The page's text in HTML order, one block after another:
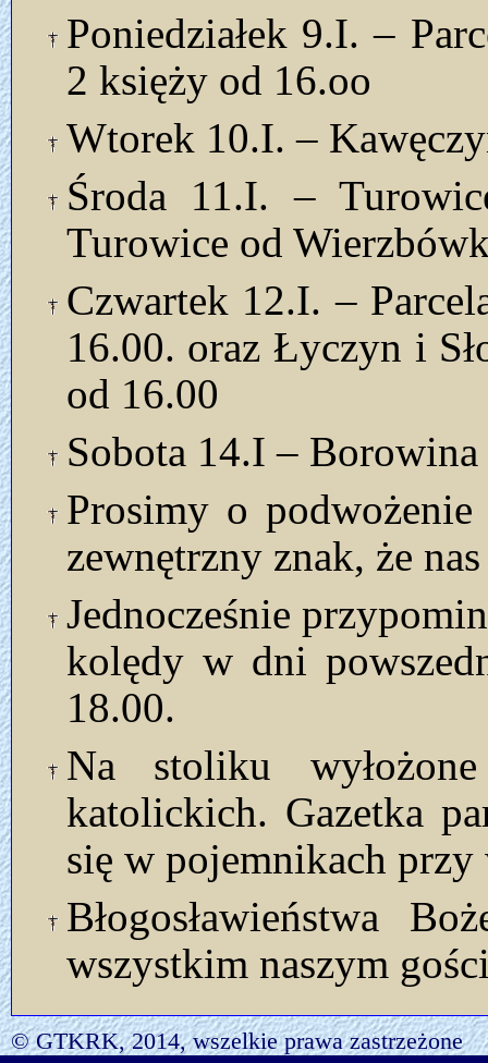
Poniedziałek 9.I. –
2 księży od 16.oo
Wtorek 10.I. –
Środa 11.I. –
Turowice od
Czwartek 12.I. –
16.00. oraz Łyczyn i
od 16.00
Sobota 14.I –
Prosimy o
zewnętrzny znak, że
Jednocześnie
kolędy w dni
18.00.
Na stoliku
katolickich. Gazetka
się w pojemnikach przy
Błogosławieństwa
wszystkim naszym
© GTKRK, 2014, wszelkie prawa zastrzeżone